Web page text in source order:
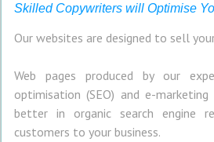
Skilled Copywriters will Optimise
Our websites are designed to sell
Web pages produced by our
optimisation (SEO) and e-
better in organic search engine
customers to your business.